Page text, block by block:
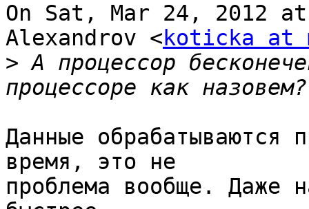
On Sat, Mar 24, 2012
Alexandrov <koticka at
> А процессор
Данные обрабатываются
время, это не
проблема вообще. Даже